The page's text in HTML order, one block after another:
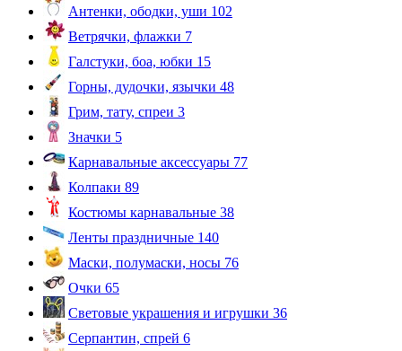
Антенки, ободки, уши 102
Ветрячки, флажки 7
Галстуки, боа, юбки 15
Горны, дудочки, язычки 48
Грим, тату, спреи 3
Значки 5
Карнавальные аксессуары 77
Колпаки 89
Костюмы карнавальные 38
Ленты праздничные 140
Маски, полумаски, носы 76
Очки 65
Световые украшения и игрушки 36
Серпантин, спрей 6